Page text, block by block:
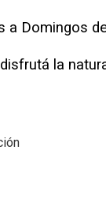
a Domingos
la